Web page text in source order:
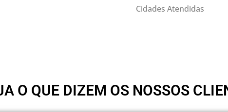
Cidades Atendidas
O QUE DIZEM OS NOSSOS